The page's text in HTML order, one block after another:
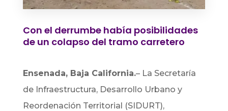
Con el derrumbe había posibilidades
de un colapso del tramo carretero
Ensenada, Baja California.– La Secretaría
de Infraestructura, Desarrollo Urbano y
Reordenación Territorial (SIDURT),